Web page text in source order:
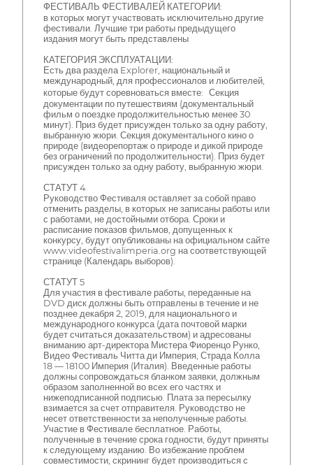
ФЕСТИВАЛЬ ФЕСТИВАЛЕЙ КАТЕГОРИИ:
в которых могут участвовать исключительно другие
фестивали. Лучшие три работы предыдущего
издания могут быть представлены
КАТЕГОРИЯ ЭКСПЛУАТАЦИИ:
Есть два раздела Explorer, национальный и
международный, для профессионалов и любителей,
которые будут соревноваться вместе: Секция
документации по путешествиям (документальный
фильм о поездке продолжительностью менее 30
минут). Приз будет присужден только за одну работу,
выбранную жюри. Секция документального кино о
природе (видеорепортаж о природе и дикой природе
без ограничений по продолжительности). Приз будет
присужден только за одну работу, выбранную жюри.
СТАТУТ 4
Руководство Фестиваля оставляет за собой право
отменить разделы, в которых не записаны работы или
с работами, не достойными отбора. Сроки и
расписание показов фильмов, допущенных к
конкурсу, будут опубликованы на официальном сайте
www.videofestivalimperia.org на соответствующей
странице (Календарь выборов).
СТАТУТ 5
Для участия в фестивале работы, переданные на
DVD диск должны быть отправлены в течение и не
позднее декабря 2, 2019, для национального и
международного конкурса (дата почтовой марки
будет считаться доказательством) и адресованы
вниманию арт-директора Мистера Фиоренцо Рунко,
Видео Фестиваль Читта ди Империя, Страда Колла
18 — 18100 Империя (Италия). Введенные работы
должны сопровождаться бланком заявки, должным
образом заполненной во всех его частях и
нижеподписанной подписью. Плата за пересылку
взимается за счет отправителя. Руководство не
несет ответственности за неполученные работы.
Участие в Фестивале бесплатное. Работы,
полученные в течение срока годности, будут приняты
к следующему изданию. Во избежание проблем
совместимости, скрининг будет производиться с